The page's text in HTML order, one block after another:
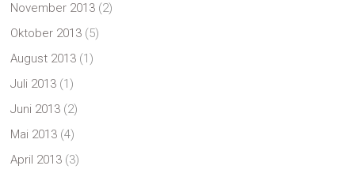
November 2013 (2)
Oktober 2013 (5)
August 2013 (1)
Juli 2013 (1)
Juni 2013 (2)
Mai 2013 (4)
April 2013 (3)